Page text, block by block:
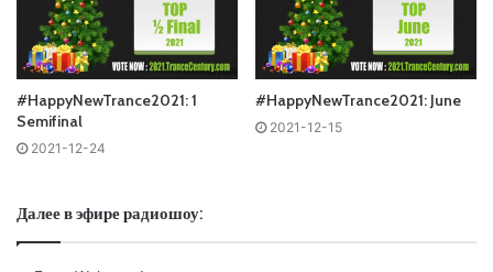
#HappyNewTrance2021: 1
Semifinal
2021-12-24
#HappyNewTrance2021: June
2021-12-15
Далее в эфире радиошоу: